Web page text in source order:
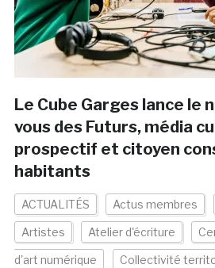
Le Cube Garges lance le
vous des Futurs, média
prospectif et citoyen
habitants
ACTUALITÉS Actus membres
Artistes Atelier d'écriture
d'art numérique Collectivité